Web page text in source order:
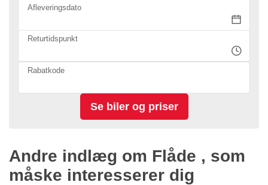
Afleveringsdato
Returtidspunkt
Rabatkode
Andre indlæg om Flåde , som
måske interesserer dig